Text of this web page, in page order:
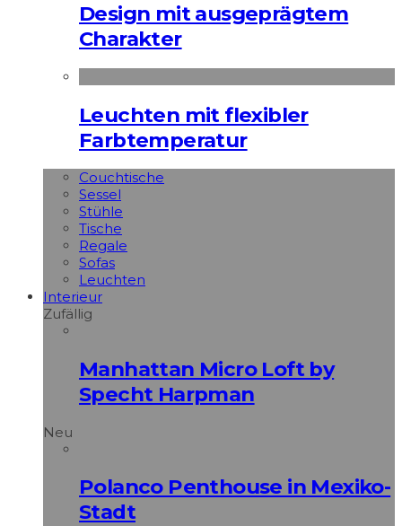
Design mit ausgeprägtem
Charakter
Leuchten mit flexibler
Farbtemperatur
Couchtische
Sessel
Stühle
Tische
Regale
Sofas
Leuchten
Interieur
Zufällig
Manhattan Micro Loft by
Specht Harpman
Neu
Polanco Penthouse in Mexiko-
Stadt